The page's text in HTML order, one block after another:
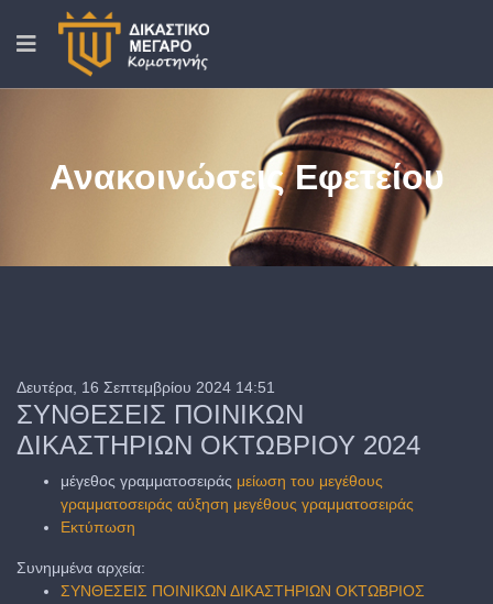
Ανακοινώσεις Εφετείου
Δευτέρα, 16 Σεπτεμβρίου 2024 14:51
ΣΥΝΘΕΣΕΙΣ ΠΟΙΝΙΚΩΝ
ΔΙΚΑΣΤΗΡΙΩΝ ΟΚΤΩΒΡΙΟΥ 2024
μέγεθος γραμματοσειράς μείωση του μεγέθους
γραμματοσειράς αύξηση μεγέθους γραμματοσειράς
Εκτύπωση
Συνημμένα αρχεία:
ΣΥΝΘΕΣΕΙΣ ΠΟΙΝΙΚΩΝ ΔΙΚΑΣΤΗΡΙΩΝ ΟΚΤΩΒΡΙΟΣ